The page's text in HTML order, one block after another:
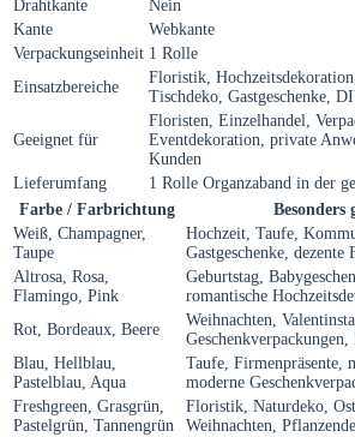
Drahtkante
Nein
Kante
Webkante
Verpackungseinheit 1 Rolle
Einsatzbereiche
Floristik,
Tischdeko, Gastgeschenke,
Geeignet für
Floristen, Einzelhandel,
Eventdekoration, private
Kunden
Lieferumfang
1 Rolle Organzaband in der
Farbe / Farbrichtung
Besonders
Weiß, Champagner,
Taupe
Hochzeit, Taufe,
Gastgeschenke, dezente
Altrosa, Rosa,
Flamingo, Pink
Geburtstag,
romantische
Rot, Bordeaux, Beere
Weihnachten,
Blau, Hellblau,
Pastelblau, Aqua
Taufe, Firmenpräsente,
moderne
Freshgreen, Grasgrün,
Pastelgrün, Tannengrün
Floristik, Naturdeko,
Weihnachten,